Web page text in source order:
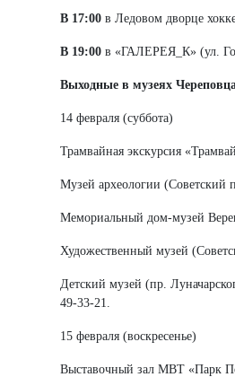
В 17:00 в Ледовом дворце
В 19:00 в «ГАЛЕРЕЯ_К» (ул.
Выходные в музеях
14 февраля (суббота)
Трамвайная экскурсия
Музей археологии (Советский
Мемориальный дом-музей
Художественный музей
Детский музей (пр.
49-33-21.
15 февраля (воскресенье)
Выставочный зал МВТ «Парк